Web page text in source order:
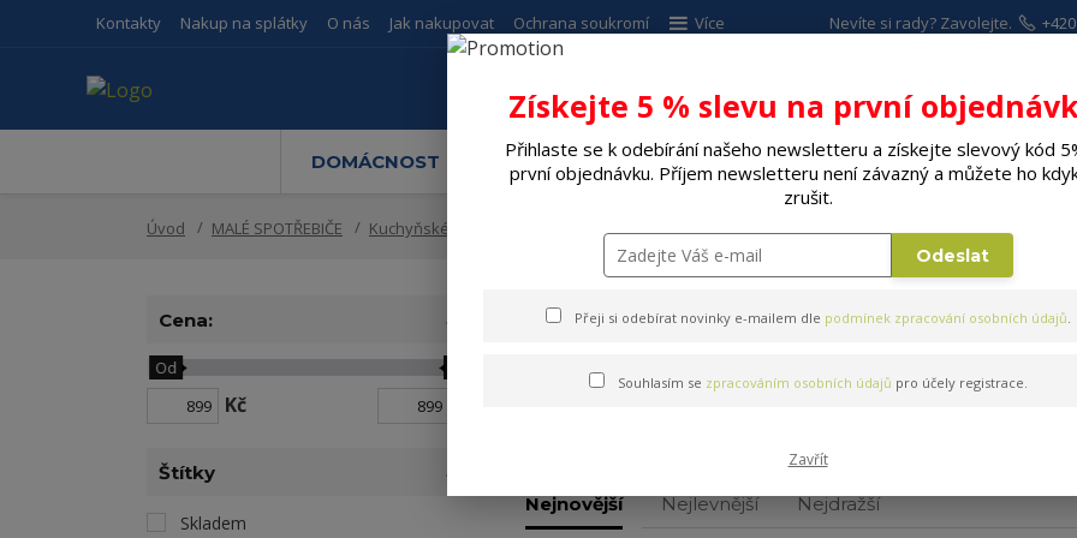
Kontakty Nakup na splátky O nás Jak nakupovat Ochrana soukromí Více Nevíte si rady? Zavolejte.
DOMÁCNOST MALÉ SPOTŘEBIČE ELEKTRO DÍLNA A
Úvod MALÉ SPOTŘEBIČE Kuchyňské spotřebiče Fritézy a pekárny Fritovací hrnce
Nejnovější Nejlevnější Nejdražší
Cena:
Kč
Od
Štítky
Skladem
Získejte 5 % slevu na první
Přihlaste se k odebírání našeho newsletteru a získejte slevový kód
první objednávku. Příjem newsletteru není závazný a můžete ho
zrušit.
Odeslat
Přeji si odebírat novinky e-mailem dle podmínek zpracování osobních údajů.
Souhlasím se zpracováním osobních údajů pro účely registrace.
Zavřít